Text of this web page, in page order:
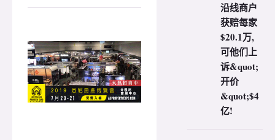
沿线商户
获赔每家
$20.1万,
可他们上
诉&quot;
开价
&quot;$4
亿!